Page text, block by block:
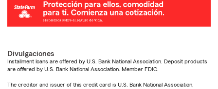
Divulgaciones
Installment loans are offered by U.S. Bank National Association. Deposit products
are offered by U.S. Bank National Association. Member FDIC.
The creditor and issuer of this credit card is U.S. Bank National Association,